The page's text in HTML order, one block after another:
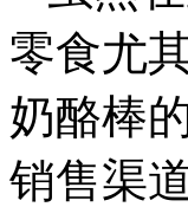
零食尤
奶酪棒
销售渠